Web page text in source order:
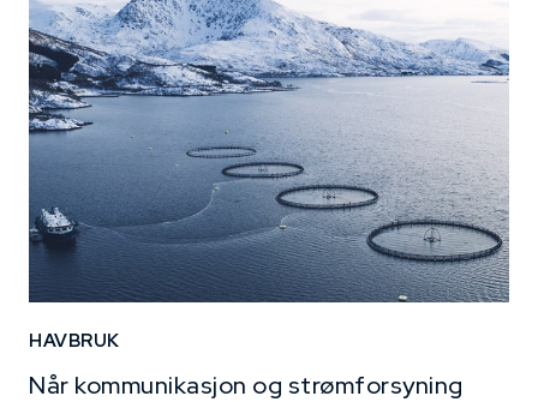
HAVBRUK
Når kommunikasjon og strømforsyning